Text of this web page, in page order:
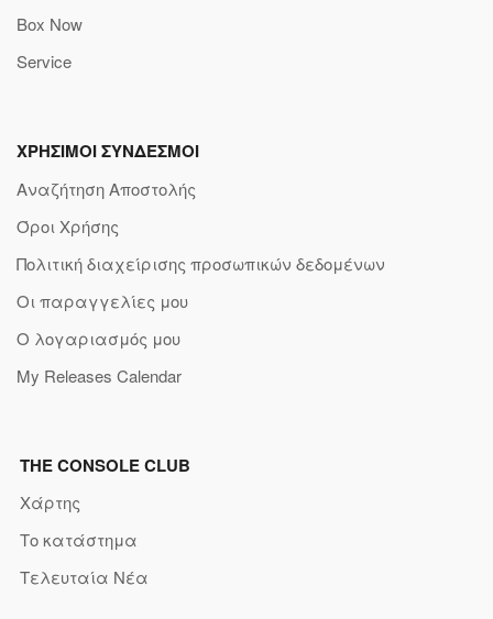
Box Now
Service
ΧΡΗΣΙΜΟΙ ΣΥΝΔΕΣΜΟΙ
Αναζήτηση Αποστολής
Όροι Χρήσης
Πολιτική διαχείρισης προσωπικών δεδομένων
Οι παραγγελίες μου
Ο λογαριασμός μου
My Releases Calendar
THE CONSOLE CLUB
Χάρτης
Το κατάστημα
Τελευταία Νέα